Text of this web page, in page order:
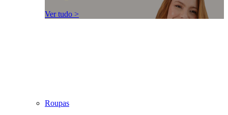
Ver tudo >
Roupas